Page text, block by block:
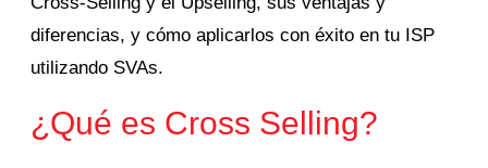
diferencias, y cómo aplicarlos con éxito en tu ISP
utilizando SVAs.
¿Qué es Cross Selling?